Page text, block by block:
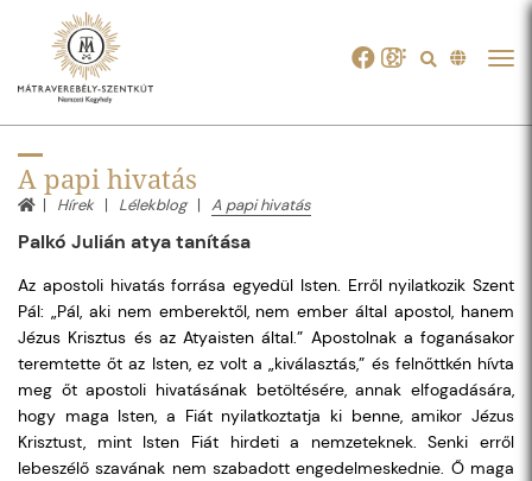
A papi hivatás
Hírek Lélekblog A papi hivatás
Palkó Julián atya tanítása
Az apostoli hivatás forrása egyedül Isten. Erről nyilatkozik Szent
Pál: „Pál, aki nem emberektől, nem ember által apostol, hanem
Jézus Krisztus és az Atyaisten által.” Apostolnak a foganásakor
teremtette őt az Isten, ez volt a „kiválasztás,” és felnőttkén hívta
meg őt apostoli hivatásának betöltésére, annak elfogadására,
hogy maga Isten, a Fiát nyilatkoztatja ki benne, amikor Jézus
Krisztust, mint Isten Fiát hirdeti a nemzeteknek. Senki erről
lebeszélő szavának nem szabadott engedelmeskednie. Ő maga